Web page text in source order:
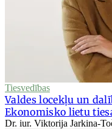
Tiesvedības
Valdes locekļu un
Ekonomisko lietu
Dr. iur. Viktorija Jarkina-